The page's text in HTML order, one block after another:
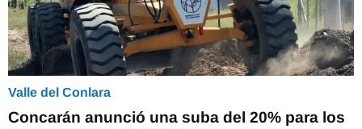
Valle del Conlara
Concarán anunció una suba del 20% para los